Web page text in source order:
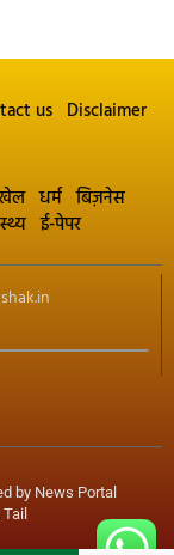
us Disclaimer
धर्म बिज़नेस
ई-पेपर
by News Portal